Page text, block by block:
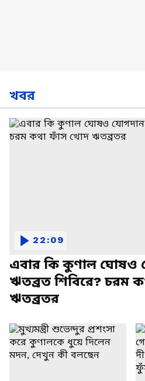
খবর
এবার কি কুণাল ঘোষও
ঋতব্রত শিবিরে? চরম
ঋতব্রতর
22:09